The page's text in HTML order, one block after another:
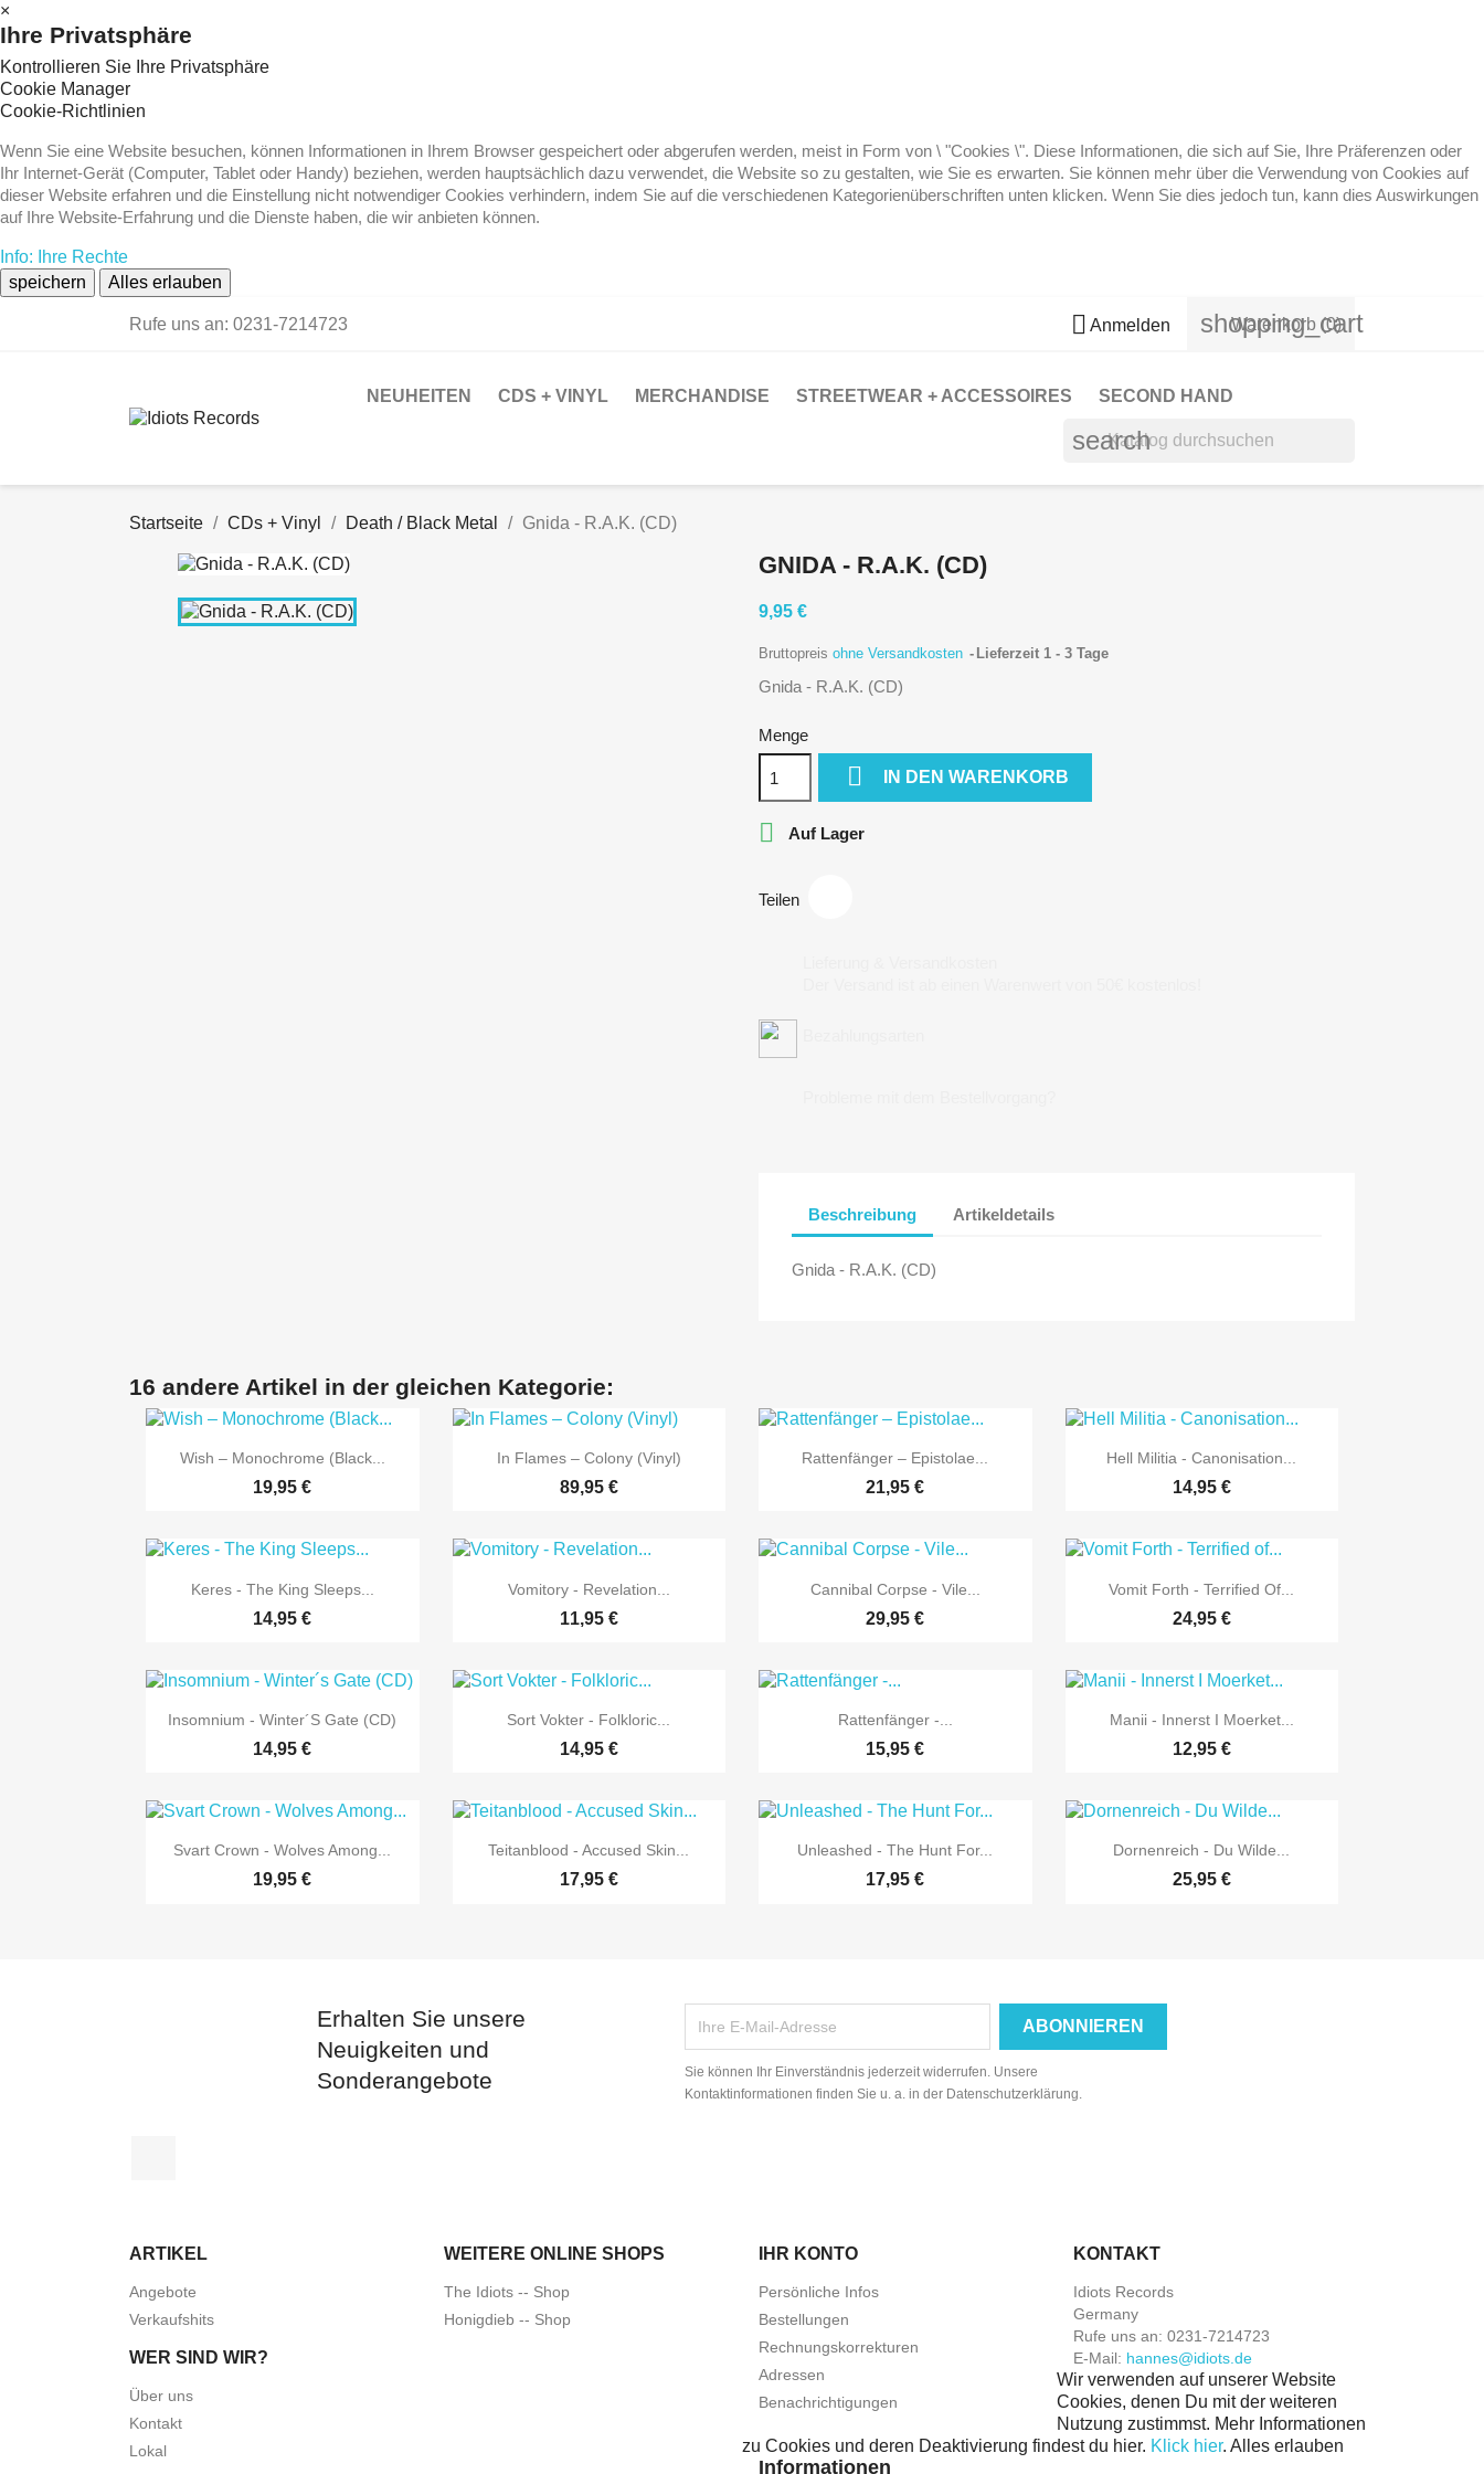
×
Ihre Privatsphäre
Kontrollieren Sie Ihre Privatsphäre
Cookie Manager
Cookie-Richtlinien
Wenn Sie eine Website besuchen, können Informationen in Ihrem Browser gespeichert oder abgerufen werden, meist in Form von \ "Cookies \". Diese Informationen, die sich auf Sie, Ihre Präferenzen oder
Ihr Internet-Gerät (Computer, Tablet oder Handy) beziehen, werden hauptsächlich dazu verwendet, die Website so zu gestalten, wie Sie es erwarten. Sie können mehr über die Verwendung von Cookies auf
dieser Website erfahren und die Einstellung nicht notwendiger Cookies verhindern, indem Sie auf die verschiedenen Kategorienüberschriften unten klicken. Wenn Sie dies jedoch tun, kann dies Auswirkungen
auf Ihre Website-Erfahrung und die Dienste haben, die wir anbieten können.
Info: Ihre Rechte
speichern
Alles erlauben
Rufe uns an: 0231-7214723  Anmelden shopping_cart
Warenkorb (0)
NEUHEITEN CDS + VINYL MERCHANDISE STREETWEAR + ACCESSOIRES SECOND HAND
search
Startseite CDs + Vinyl Death / Black Metal Gnida - R.A.K. (CD)
GNIDA - R.A.K. (CD)
9,95 €
Bruttopreis ohne Versandkosten Lieferzeit 1 - 3 Tage
Gnida - R.A.K. (CD)
Menge
 IN DEN WARENKORB
 Auf Lager
Teilen
Beschreibung Artikeldetails
Gnida - R.A.K. (CD)
16 andere Artikel in der gleichen Kategorie:
 Vorschau
Wish – Monochrome (Black...
19,95 €
 Vorschau
In Flames ‎– Colony (Vinyl)
89,95 €
 Vorschau
Rattenfänger – Epistolae...
21,95 €
 Vorschau
Hell Militia - Canonisation...
14,95 €
 Vorschau
Keres - The King Sleeps...
14,95 €
 Vorschau
Vomitory - Revelation...
11,95 €
 Vorschau
Cannibal Corpse - Vile...
29,95 €
 Vorschau
Vomit Forth - Terrified Of...
24,95 €
 Vorschau
Insomnium - Winter´s Gate (CD)
14,95 €
 Vorschau
Sort Vokter - Folkloric...
14,95 €
 Vorschau
Rattenfänger -...
15,95 €
 Vorschau
Manii - Innerst I Moerket...
12,95 €
 Vorschau
Svart Crown - Wolves Among...
19,95 €
 Vorschau
Teitanblood - Accused Skin...
17,95 €
 Vorschau
Unleashed - The Hunt For...
17,95 €
 Vorschau
Dornenreich - Du Wilde...
25,95 €
Erhalten Sie unsere
Neuigkeiten und
Sonderangebote
Sie können Ihr Einverständnis jederzeit widerrufen. Unsere
Kontaktinformationen finden Sie u. a. in der Datenschutzerklärung.
ARTIKEL
Angebote
Verkaufshits
WEITERE ONLINE SHOPS
The Idiots -- Shop
Honigdieb -- Shop
WER SIND WIR?
Über uns
Kontakt
Lokal
IHR KONTO
Persönliche Infos
Bestellungen
Rechnungskorrekturen
Adressen
Benachrichtigungen
KONTAKT
Idiots Records
Germany
Rufe uns an: 0231-7214723
E-Mail: hannes@idiots.de
Wir verwenden auf unserer Website
Cookies, denen Du mit der weiteren
Nutzung zustimmst. Mehr Informationen
zu Cookies und deren Deaktivierung findest du hier. Klick hier. Alles erlauben
Informationen